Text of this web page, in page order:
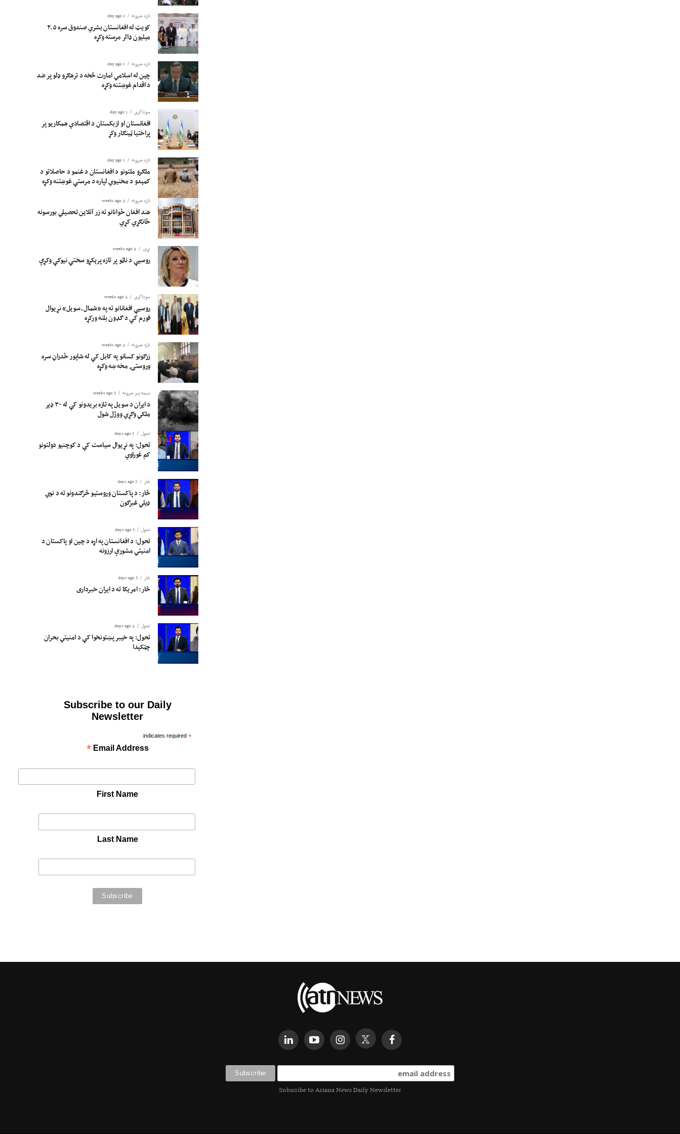
تازه خبرونه 1 day ago
کویټ له افغانستان بشري صندوق سره ۲.۵
میلیون ډالر مرسته وکړه
تازه خبرونه 1 day ago
چین له اسلامي امارت څخه د ترهګرو ډلو پر ضد
د اقدام غوښتنه وکړه
سوداگري 1 day ago
افغانستان او ازبکستان د اقتصادي همکاریو پر
پراختیا ټینګار وکړ
تازه خبرونه 1 day ago
ملګرو ملتونو د افغانستان د غنمو د حاصلاتو د
کمېدو د مخنیوي لپاره د مرستې غوښتنه وکړه
تازه خبرونه 4 weeks ago
هند افغان ځوانانو ته زر آنلاین تحصیلي بورسونه
ځانګړي کړي
نړۍ 4 weeks ago
روسیې د ناټو پر تازه پرېکړو سختې نیوکې وکړې
سوداگري 4 weeks ago
روسیې افغانانو ته په «شمال ـ سویل» نړیوال
فورم کې د ګډون بلنه ورکړه
تازه خبرونه 4 weeks ago
زرګونو کسانو په کابل کې له شاپور ځدراڼ سره
وروستۍ مخه ښه وکړه
سیمه ییز خبرونه 3 weeks ago
د ایران د سویل په تازه بریدونو کې له ۳۰ ډېر
ملکي وګړي ووژل شول
تحول 2 days ago
تحول: په نړیوال سیاست کې د کوچنیو دولتونو
کم غوراوي
څار 2 days ago
څار: د پاکستان وروستیو څرګندونو ته د نوي
ډیلي غبرګون
تحول 3 days ago
تحول: د افغانستان په اړه د چین او پاکستان د
امنیتي مشورې ارزونه
څار 3 days ago
څار: امریکا ته د ایران خبرداری
تحول 4 days ago
تحول: په خیبر پښتونخوا کې د امنیتي بحران
چټکېدا
Subscribe to our Daily
Newsletter
*
indicates required
Email Address
*
First Name
Last Name
Subscribe to Ariana News Daily Newsletter